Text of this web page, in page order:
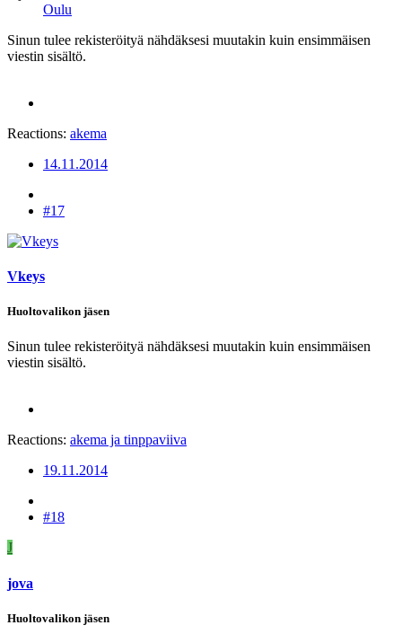
Oulu
Sinun tulee rekisteröityä nähdäksesi muutakin kuin ensimmäisen
viestin sisältö.
Reactions: akema
14.11.2014
#17
Vkeys
Huoltovalikon jäsen
Sinun tulee rekisteröityä nähdäksesi muutakin kuin ensimmäisen
viestin sisältö.
Reactions: akema ja tinppaviiva
19.11.2014
#18
J
jova
Huoltovalikon jäsen